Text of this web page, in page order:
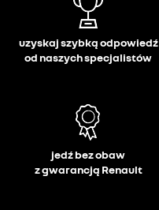
uzyskaj szybką odpowiedź
od naszych specjalistów
jedź bez obaw
z gwarancją Renault